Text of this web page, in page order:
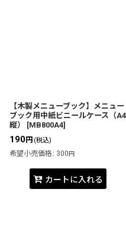
【木製メニューブック】メニュー
ブック用中紙ビニールケース（A4
縦）
[MB800A4]
190円 (税込)
希望小売価格 : 300円
カートに入れる